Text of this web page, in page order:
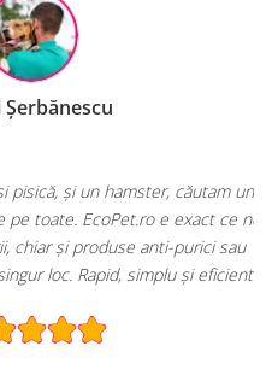
Cosmin Bivolaru
a avut nevoie de produse din
le-am găsit foarte ușor pe
de cât de variată e
explicate produsele!